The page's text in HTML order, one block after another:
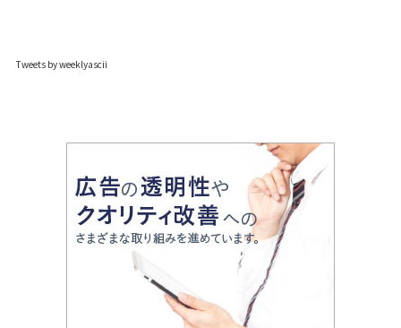
Tweets by weeklyascii